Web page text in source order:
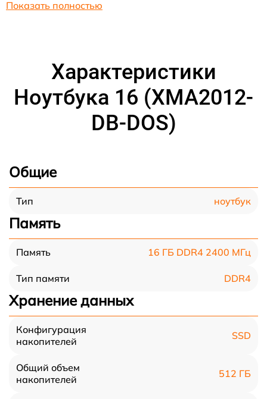
Показать полностью
Характеристики
Ноутбука 16 (XMA2012-
DB-DOS)
Общие
Тип ноутбук
Память
Память 16 ГБ DDR4 2400 МГц
Тип памяти DDR4
Хранение данных
Конфигурация
накопителей
SSD
Общий объем
накопителей
512 ГБ